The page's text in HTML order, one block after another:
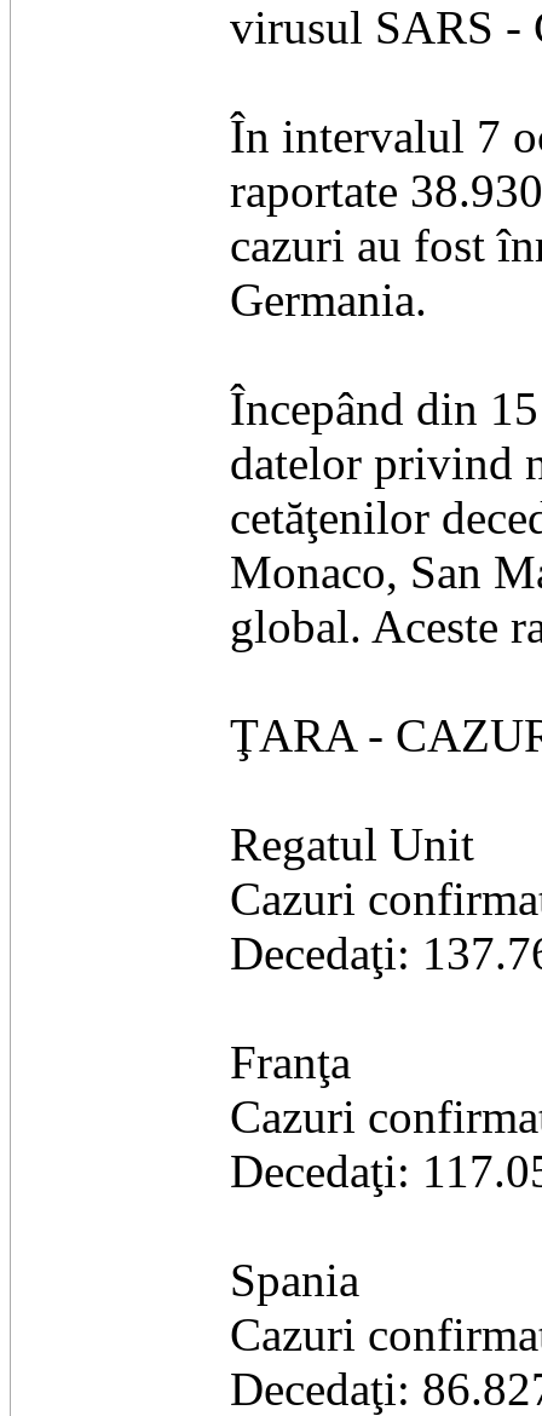
virusul SARS -
În intervalul 7
raportate
cazuri au fost
Germania.
Începând din
datelor privind
cetăţenilor
Monaco, San
global. Aceste
ŢARA -
Regatul Unit
Cazuri
Decedaţi:
Franţa
Cazuri
Decedaţi:
Spania
Cazuri
Decedaţi: